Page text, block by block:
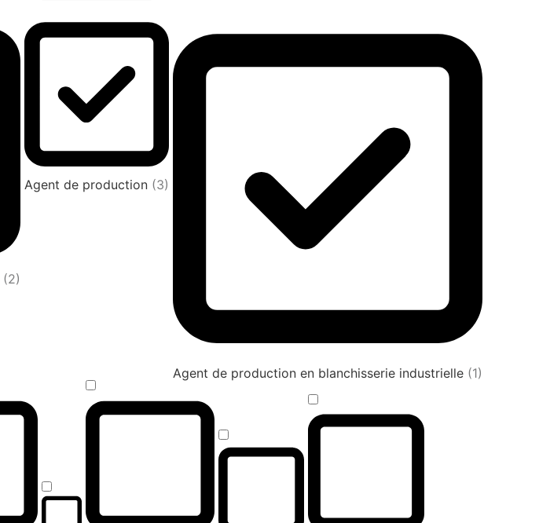
(2)
Agent de production (3)
Agent de production en blanchisserie industrielle (1)